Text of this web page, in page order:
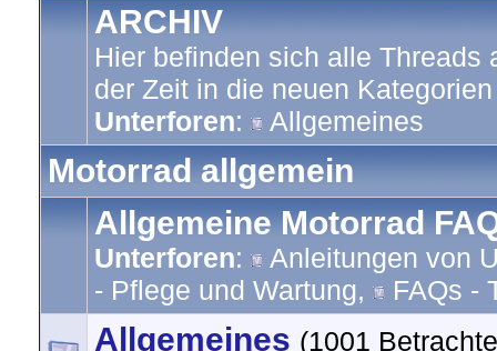
ARCHIV
Hier befinden sich alle Threads
der Zeit in die neuen
Unterforen: Allgemeines
Motorrad allgemein
Allgemeine Motorrad
Unterforen:
Anleitungen von
- Pflege und Wartung, FAQs -
Allgemeines (1001